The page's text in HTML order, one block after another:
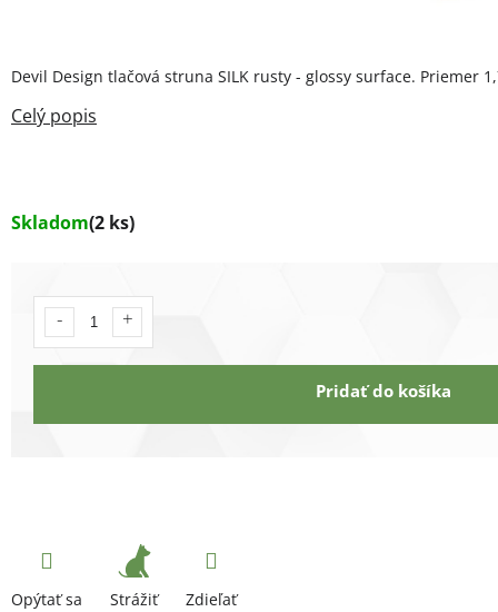
Skladom(2 ks)
Pridať do košíka
Devil Design tlačová struna SILK rusty - glossy surface. Priemer
Opýtať sa Strážiť Zdieľať